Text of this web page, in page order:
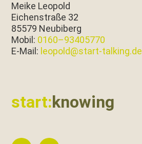
Meike Leopold
Eichen­straße 32
85579 Neubiberg
Mobil: 0160–93405770
E‑Mail: leopold@start-talking.de
start:knowing